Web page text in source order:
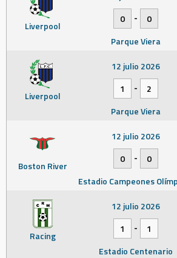
Liverpool
0
-
0
Parque Viera
Liverpool
12 julio 2026
1
-
2
Parque Viera
Boston River
12 julio 2026
0
-
0
Estadio Campeones
Racing
12 julio 2026
1
-
1
Estadio Centenario